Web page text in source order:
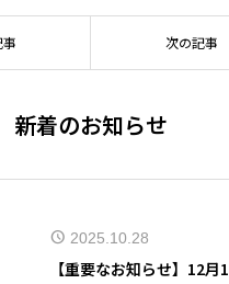
次の記事
新着のお知らせ
2025.10.28
【重要なお知らせ】12月